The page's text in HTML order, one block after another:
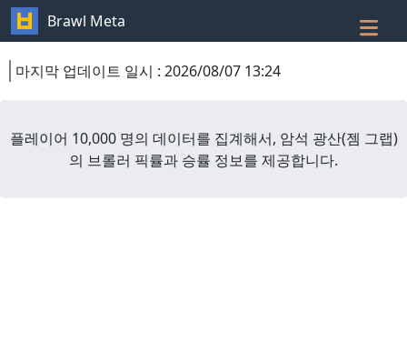
Brawl Meta
마지막 업데이트 일시 : 2026/08/07 13:24
플레이어 10,000 명의 데이터를 집계해서, 암석 광산(젬 그랩)
의 브롤러 픽률과 승률 정보를 제공합니다.